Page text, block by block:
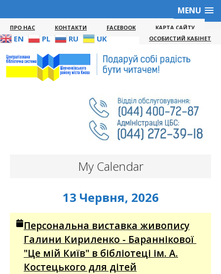
MENU
ПРО НАС КОНТАКТИ FACEBOOK КАРТА САЙТУ
EN PL RU UK ОСОБИСТИЙ КАБІНЕТ
My Calendar
13 Червня, 2026
Персональна виставка живопису
Галини Кириленко - Бараннікової
"Це мій Київ" в бібліотеці ім. А.
Костецького для дітей